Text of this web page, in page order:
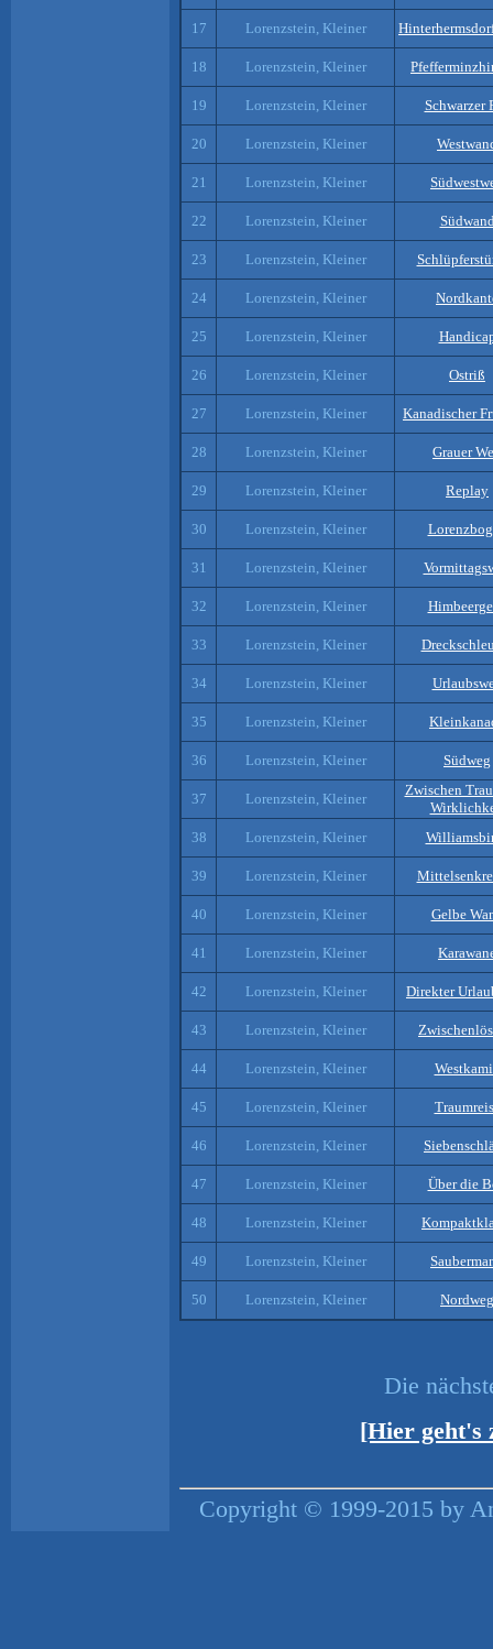
17 Lorenzstein, Kleiner
18 Lorenzstein, Kleiner
19 Lorenzstein, Kleiner Schwarzer
20 Lorenzstein, Kleiner
21 Lorenzstein, Kleiner
22 Lorenzstein, Kleiner
23 Lorenzstein, Kleiner
24 Lorenzstein, Kleiner
25 Lorenzstein, Kleiner
26 Lorenzstein, Kleiner Ostriß
27 Lorenzstein, Kleiner Kanadischer
28 Lorenzstein, Kleiner Grauer
29 Lorenzstein, Kleiner Replay
30 Lorenzstein, Kleiner
31 Lorenzstein, Kleiner
32 Lorenzstein, Kleiner
33 Lorenzstein, Kleiner
34 Lorenzstein, Kleiner
35 Lorenzstein, Kleiner
36 Lorenzstein, Kleiner Südweg
37 Lorenzstein, Kleiner
Zwischen
38
Lorenzstein, Kleiner
39 Lorenzstein, Kleiner
40 Lorenzstein, Kleiner Gelbe
41 Lorenzstein, Kleiner
42 Lorenzstein, Kleiner Direkter
43 Lorenzstein, Kleiner
44 Lorenzstein, Kleiner
45 Lorenzstein, Kleiner
46 Lorenzstein, Kleiner
47 Lorenzstein, Kleiner Über die
48 Lorenzstein, Kleiner
49 Lorenzstein, Kleiner
50 Lorenzstein, Kleiner Nordweg
Die
[Hier geht's
Copyright © 1999-2015 by